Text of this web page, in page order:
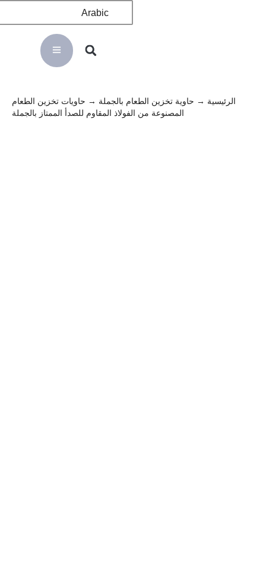
Arabic
الرئيسية → حاوية تخزين الطعام بالجملة → حاويات تخزين الطعام
المصنوعة من الفولاذ المقاوم للصدأ الممتاز بالجملة